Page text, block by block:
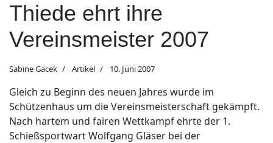
Thiede ehrt ihre
Vereinsmeister 2007
Sabine Gacek Artikel 10. Juni 2007
Gleich zu Beginn des neuen Jahres wurde im
Schützenhaus um die Vereins­meisterschaft gekämpft.
Nach hartem und fairen Wettkampf ehrte der 1.
Schieß­sportwart Wolfgang Gläser bei der